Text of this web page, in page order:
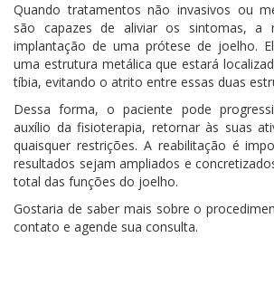
Quando tratamentos não invasivos ou
são capazes de aliviar os sintomas, a
implantação de uma prótese de joelho.
uma estrutura metálica que estará
tíbia, evitando o atrito entre essas duas
Dessa forma, o paciente pode
auxílio da fisioterapia, retornar às suas
quaisquer restrições. A reabilitação é
resultados sejam ampliados e
total das funções do joelho.
Gostaria de saber mais sobre o
contato e agende sua consulta.